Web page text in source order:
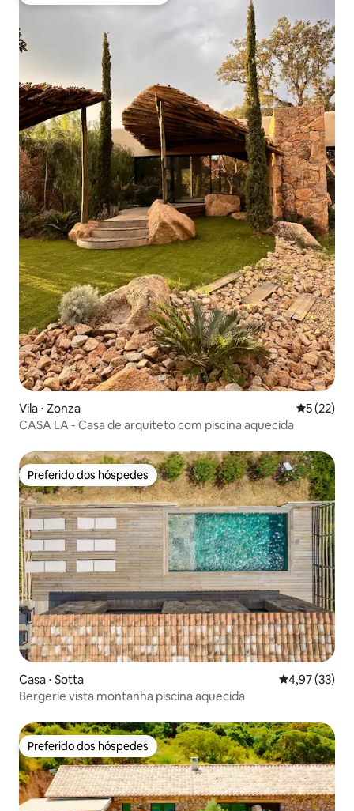
Vila ⋅ Zonza 5 de uma
5 (22)
CASA LA - Casa de arquiteto com piscina aquecida
Preferido dos hóspedes
Preferido dos hóspedes
Casa ⋅ Sotta 4,97 de uma
4,97 (33)
Bergerie vista montanha piscina aquecida
Preferido dos hóspedes
Preferido dos hóspedes